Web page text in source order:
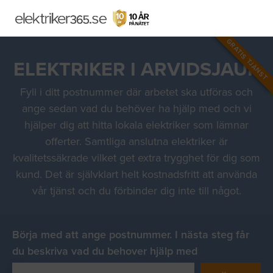
GRATIS TJÄNST
ELEKTRIKER I ARVIDSJAUR
Fyll i ditt postnummer där arbetet ska utföras och
ange sedan vad du behöver ha hjälp med och vi
hjälper dig att hitta lokala elektriker som lämnar
offerter. Samtliga anslutna elektriker är
kvalitetssäkrade vilket get extra trygghet för dig som
kund. Det är självklart helt kostnadsfritt att använda
vår tjänst och du förbinder dig inte till något.
Börja med att ange postnummer. I nästa steg får
du beskriva vad du behover hjälp med